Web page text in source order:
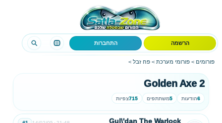
הרשמה התחברות
פורומים > פורומי מערכת > פח זבל >
Golden Axe 2
6הודעות 5משתתפים 715צפיות
Gul\'dan The Warlock